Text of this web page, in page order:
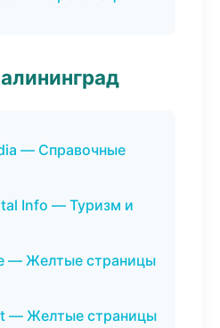
— Справочные
Info — Туризм и
— Желтые страницы
— Желтые страницы